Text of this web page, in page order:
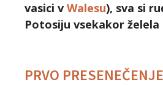
vasici v Walesu), sva si
Potosiju vsekakor
PRVO PRESENEČENJE